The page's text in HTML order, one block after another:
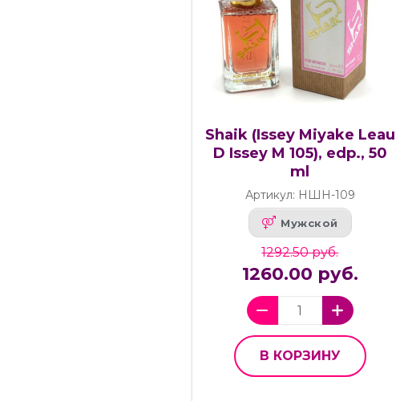
Shaik (Issey Miyake Leau
D Issey M 105), edp., 50
ml
Артикул: НШН-109
Мужской
1292.50 руб.
1260.00 руб.
В КОРЗИНУ